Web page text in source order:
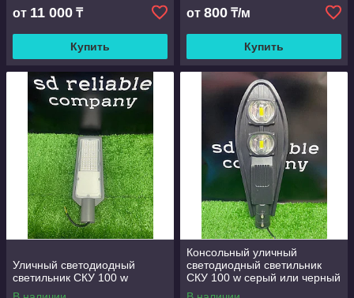
от 11 000 ₸
Купить
от 800 ₸/м
Купить
Уличный светодиодный
светильник СКУ 100 w
Консольный уличный
светодиодный светильник
СКУ 100 w серый или черный
корпус